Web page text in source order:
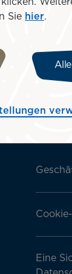
uns online
Eine
Sie hier.